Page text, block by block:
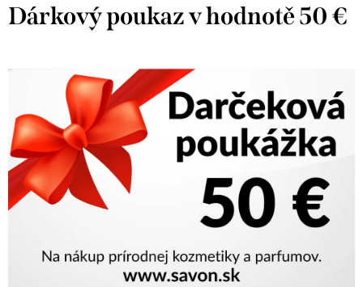
Dárkový poukaz v hodnotě 50 €